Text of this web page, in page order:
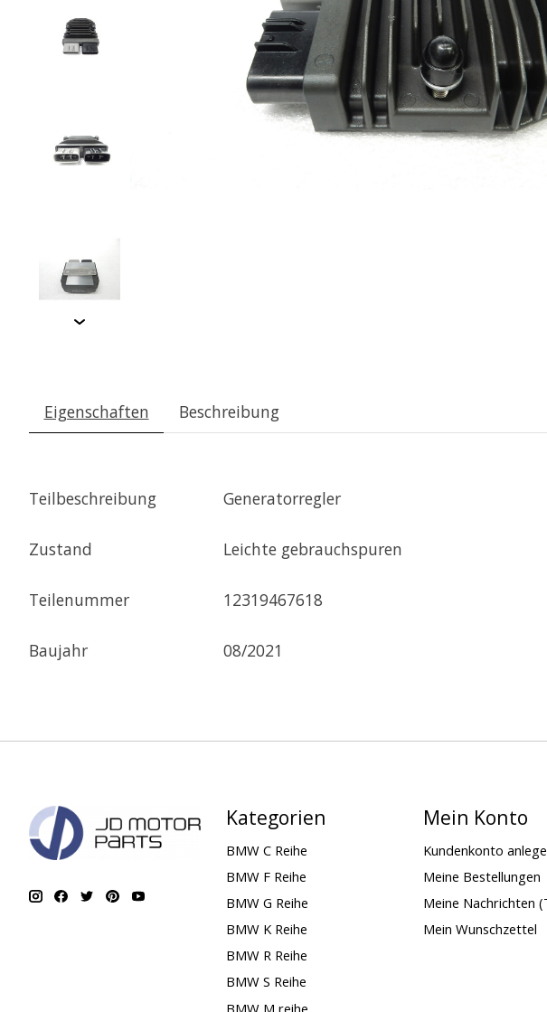
Eigenschaften Beschreibung
Teilbeschreibung Generatorregler
Zustand Leichte gebrauchspuren
Teilenummer 12319467618
Baujahr 08/2021
Kategorien
BMW C Reihe
BMW F Reihe
BMW G Reihe
BMW K Reihe
BMW R Reihe
BMW S Reihe
BMW M reihe
Mein Konto
Kundenkonto
Meine Bestellungen
Meine Nachrichten
Mein Wunschzettel